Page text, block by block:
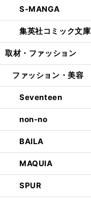
S-MANGA
集英社コミック文庫
取材・ファッション
ファッション・美容
Seventeen
non-no
BAILA
MAQUIA
SPUR